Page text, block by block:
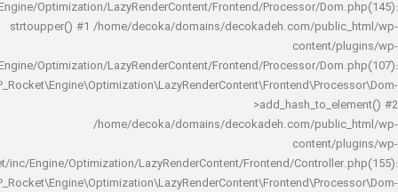
rocket/inc/Engine/Optimization/LazyRenderContent/Frontend/Processor/
strtoupper() #1 /home/decoka/domains/decokadeh.com/
rocket/inc/Engine/Optimization/LazyRenderContent/Frontend/Processor/
/home/decoka/domains/decokadeh.com/
rocket/inc/Engine/Optimization/LazyRenderContent/Frontend/